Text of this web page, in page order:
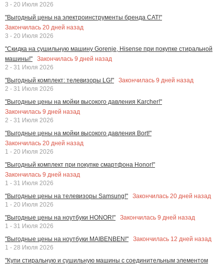
3 - 20 Июля 2026
"Выгодный цены на электроинструменты бренда CAT!"
Закончилась 20 дней назад
3 - 20 Июля 2026
"Скидка на сушильную машину Gorenje, Hisense при покупке стиральной
машины!"
Закончилась 9 дней назад
2 - 31 Июля 2026
"Выгодный комплект: телевизоры LG!"
Закончилась 9 дней назад
2 - 31 Июля 2026
"Выгодные цены на мойки высокого давления Karcher!"
Закончилась 9 дней назад
2 - 31 Июля 2026
"Выгодные цены на мойки высокого давления Bort!"
Закончилась 20 дней назад
1 - 20 Июля 2026
"Выгодный комплект при покупке смартфона Honor!"
Закончилась 9 дней назад
1 - 31 Июля 2026
"Выгодные цены на телевизоры Samsung!"
Закончилась 20 дней назад
1 - 20 Июля 2026
"Выгодные цены на ноутбуки HONOR!"
Закончилась 9 дней назад
1 - 31 Июля 2026
"Выгодные цены на ноутбуки MAIBENBEN!"
Закончилась 12 дней назад
1 - 28 Июля 2026
"Купи стиральную и сушильную машины с соединительным элементом